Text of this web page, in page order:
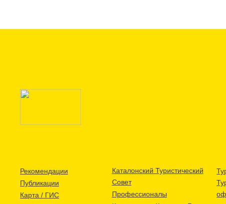
Рекомендации
Публикации
Карта / ГИС
Каталонский Туристический
Совет
Профессионалы